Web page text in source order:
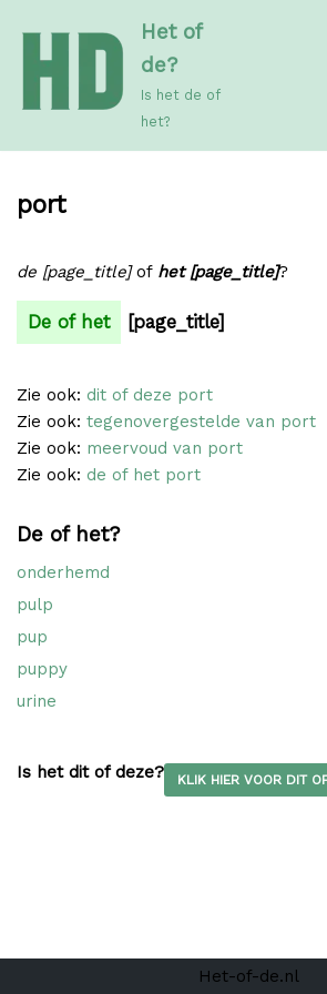
de
inhoud
Het of
de?
Is het de of
het?
port
de [page_title]of het [page_title]?
De of het [page_title]
Zie ook: dit of deze port
Zie ook: tegenovergestelde van port
Zie ook: meervoud van port
Zie ook: de of het port
De of het?
onderhemd
pulp
pup
puppy
urine
Is het dit of deze? KLIK HIER VOOR DIT
Het-of-de.nl